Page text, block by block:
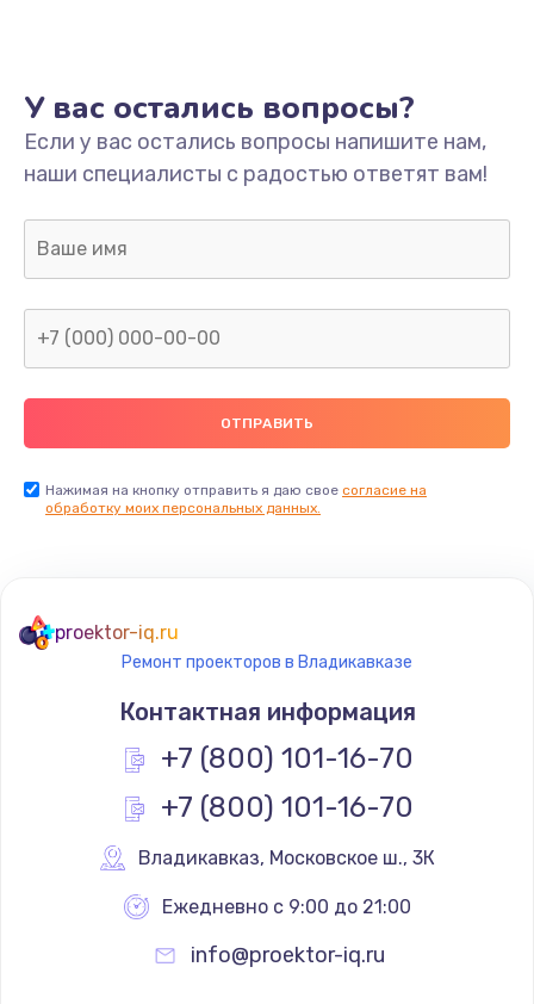
Заказать
Не включается
Нет звука
Не видит флешку
400 руб.
Заказать
Не сопряжается с устройством
900 руб.
Заказать
Помехи и искажение звука
900 руб.
Заказать
У вас остались вопросы?
Если у вас остались вопросы напишите нам,
наши специалисты с радостью ответят вам!
Нажимая на кнопку отправить я даю свое согласие на
обработку моих персональных данных.
proektor-iq.ru
Ремонт проекторов в Владикавказе
Контактная информация
+7 (800) 101-16-70
+7 (800) 101-16-70
Владикавказ, Московское ш., 3К
Ежедневно с 9:00 до 21:00
info@proektor-iq.ru